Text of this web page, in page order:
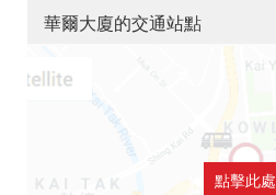
華爾大廈的交通站點
點擊此處